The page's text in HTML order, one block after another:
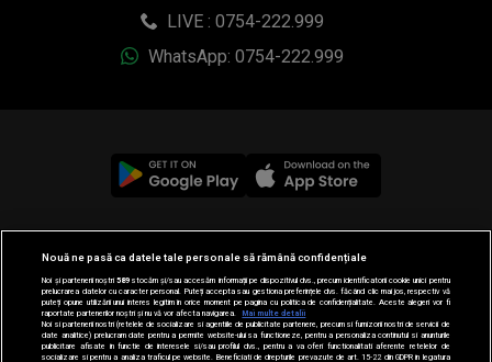
LIVE : 0754-222.999
WhatsApp: 0754-222.999
© 2019-2026 DOGAN MEDIA INTERNATIONAL SA, Toate
drepturile rezervate.
Nouă ne pasă ca datele tale personale să rămână confidențiale
Noi și partenerii noștri589stocăm și/sau accesăm informații pe dispozitivul dvs., precum identificatorii cookie unici pentru
prelucrarea datelor cu caracter personal. Puteți accepta sau gestiona preferințele dvs. făcând clic mai jos, respectiv vă
puteți opune utilizării unui interes legitim în orice moment pe pagina cu politica de confidențialitate. Aceste alegeri vor fi
raportate partenerilor noștri și nu vă vor afecta navigarea.
Mai multe detalii
Noi si partenerii nostri (retelele de socializare si agentiile de publicitate partenere, precum si furnizorii nostri de servicii de
date analitice) prelucram date pentru a permite website-ului sa functioneze, pentru a personaliza continutul si anunturile
publicitare afisate in functie de interesele si/sau profilul dvs., pentru a va oferi functionalitati aferente retelelor de
socializare si pentru a analiza traficul pe website. Beneficiati de drepturile prevazute de art. 15-22 din GDPR in legatura